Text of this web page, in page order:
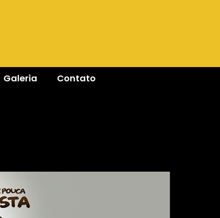
Galeria Contato